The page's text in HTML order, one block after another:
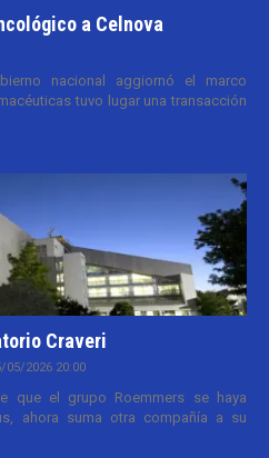
a Celnova
nacional aggiornó el marco
tuvo lugar una transacción
Craveri
05/2026 20:00
que el grupo Roemmers se haya
ahora suma otra compañía a su